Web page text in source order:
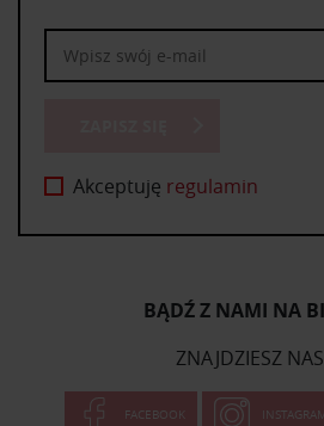
Akceptuję regulamin
BĄDŹ Z NAMI NA
ZNAJDZIESZ
FACEBOOK